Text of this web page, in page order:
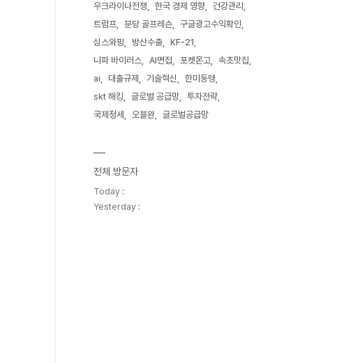
우크라이나전쟁
한국 경제 영향
건강관리
트럼프
분당 골프레슨
구글광고수익확인
심스와핑
방산수출
KF-21
니파 바이러스
AI면접 포켓몬고
속초맛집
ai
대출규제 기술혁신
한미동맹
skt 해킹
글로벌 공급망
투자전략
국제정세
오블완 글로벌공급망
전체 방문자
Today :
Yesterday :